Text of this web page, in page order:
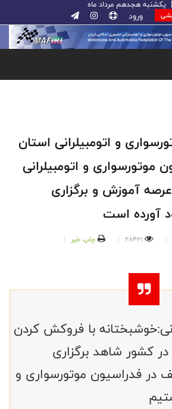
یکشنبه هجدهم مرداد ماه
ورود
و اتومبیلرانی استان
موتورسواری و اتومبیلرانی
آموزش و برگزاری
آورده است
28421 چاپ خبر
با فروکش کردن
کشور شاهد برگزاری
در فدراسیون موتورسواری و